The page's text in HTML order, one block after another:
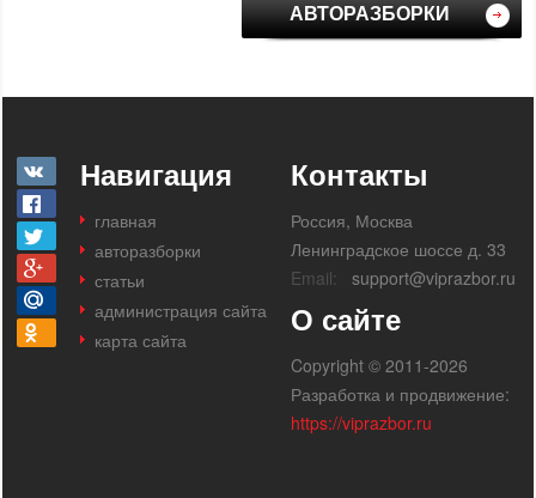
АВТОРАЗБОРКИ
Навигация
главная
авторазборки
статьи
администрация сайта
карта сайта
Контакты
Россия, Москва
Ленинградское шоссе д. 33
Email:
support@viprazbor.ru
О сайте
Copyright © 2011-2026
Разработка и продвижение:
https://viprazbor.ru